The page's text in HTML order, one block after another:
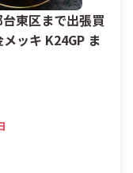
東区まで出張買
ッキ K24GP ま